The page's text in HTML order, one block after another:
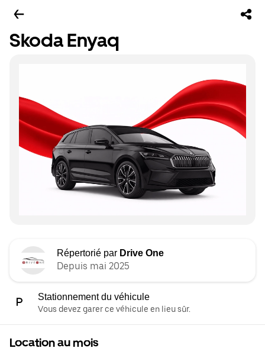
Skoda Enyaq
Répertorié par Drive One
Depuis mai 2025
Stationnement du véhicule
Vous devez garer ce véhicule en lieu sûr.
Location au mois